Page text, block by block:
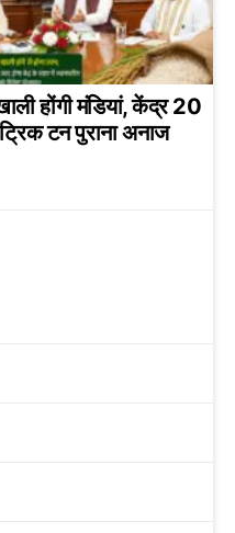
होंगी मंडियां, केंद्र 20
टन पुराना अनाज